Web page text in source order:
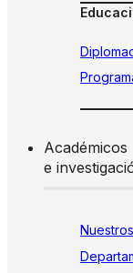
Académicos
e